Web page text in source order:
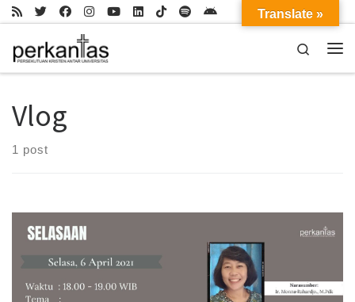
Skip to content
Search
Vlog
1 post
Translate »